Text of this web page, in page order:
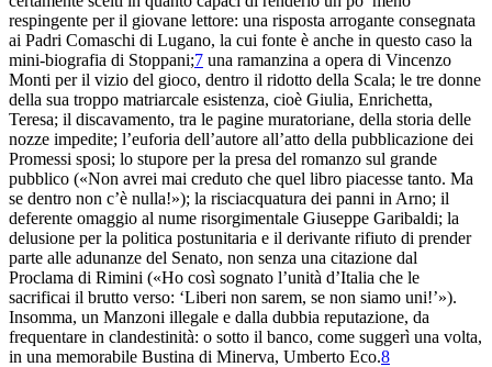
respingente per il giovane lettore: una risposta arrogante consegnata
ai Padri Comaschi di Lugano, la cui fonte è anche in questo caso la
mini-biografia di Stoppani;7 una ramanzina a opera di Vincenzo
Monti per il vizio del gioco, dentro il ridotto della Scala; le tre donne
della sua troppo matriarcale esistenza, cioè Giulia, Enrichetta,
Teresa; il discavamento, tra le pagine muratoriane, della storia delle
nozze impedite; l’euforia dell’autore all’atto della pubblicazione dei
Promessi sposi; lo stupore perla presa del romanzo sul grande
pubblico («Non avrei mai creduto che quel libro piacesse tanto. Ma
se dentro non c’è nulla!»); la risciacquatura dei panni in Arno; il
deferente omaggio al nume risorgimentale Giuseppe Garibaldi; la
delusione perla politica postunitaria e il derivante rifiuto di prender
parte alle adunanze del Senato, non senza una citazione dal
Proclama di Rimini («Ho così sognato l’unità d’Italia che le
sacrificai il brutto verso: ‘Liberi non sarem, se non siamo uni!’»).
Insomma, un Manzoni illegale e dalla dubbia reputazione, da
frequentare in clandestinità: o sotto il banco, come suggerì una volta,
in una memorabile Bustina di Minerva, Umberto Eco.8